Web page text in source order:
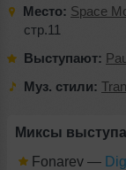
Место: Space
стр.11
Выступают:
Муз. стили:
Миксы
Fonarev —